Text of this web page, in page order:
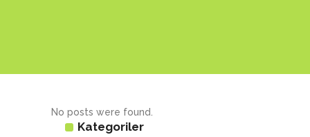
No posts were found.
Kategoriler